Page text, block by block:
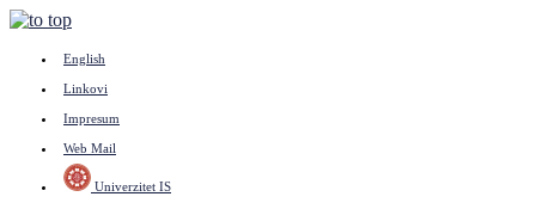
English
Linkovi
Impresum
Web Mail
Univerzitet IS